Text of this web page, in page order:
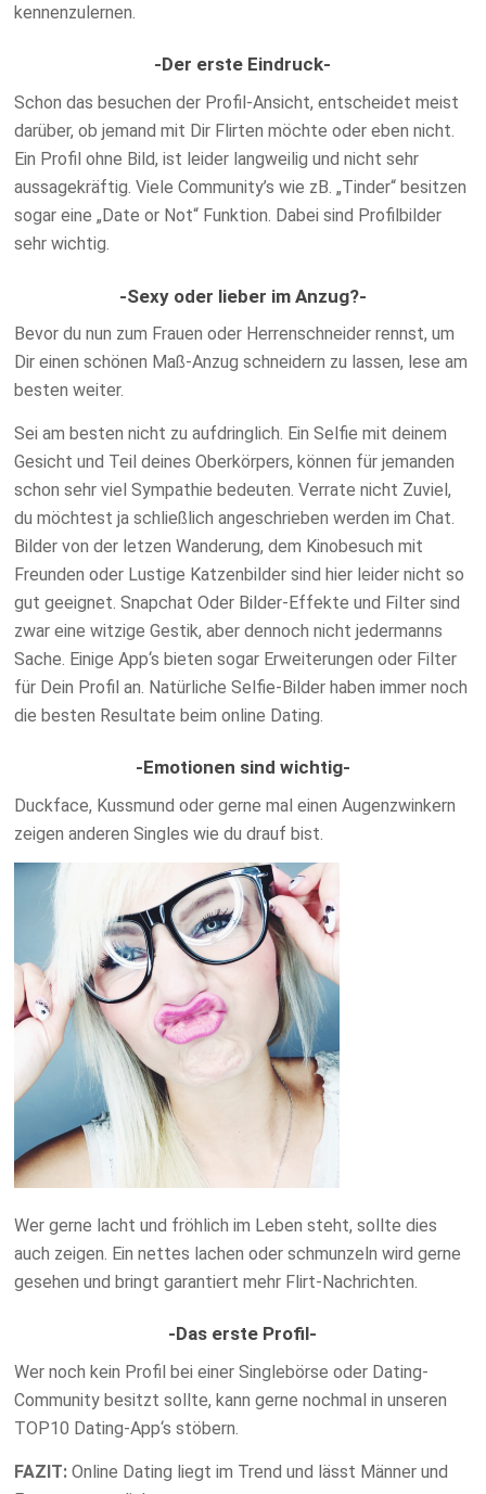
kennenzulernen.
-Der erste Eindruck-
Schon das besuchen der Profil-Ansicht, entscheidet meist
darüber, ob jemand mit Dir Flirten möchte oder eben nicht.
Ein Profil ohne Bild, ist leider langweilig und nicht sehr
aussagekräftig. Viele Community’s wie zB. „Tinder“ besitzen
sogar eine „Date or Not“ Funktion. Dabei sind Profilbilder
sehr wichtig.
-Sexy oder lieber im Anzug?-
Bevor du nun zum Frauen oder Herrenschneider rennst, um
Dir einen schönen Maß-Anzug schneidern zu lassen, lese am
besten weiter.
Sei am besten nicht zu aufdringlich. Ein Selfie mit deinem
Gesicht und Teil deines Oberkörpers, können für jemanden
schon sehr viel Sympathie bedeuten. Verrate nicht Zuviel,
du möchtest ja schließlich angeschrieben werden im Chat.
Bilder von der letzen Wanderung, dem Kinobesuch mit
Freunden oder Lustige Katzenbilder sind hier leider nicht so
gut geeignet. Snapchat Oder Bilder-Effekte und Filter sind
zwar eine witzige Gestik, aber dennoch nicht jedermanns
Sache. Einige App‘s bieten sogar Erweiterungen oder Filter
für Dein Profil an. Natürliche Selfie-Bilder haben immer noch
die besten Resultate beim online Dating.
-Emotionen sind wichtig-
Duckface, Kussmund oder gerne mal einen Augenzwinkern
zeigen anderen Singles wie du drauf bist.
Wer gerne lacht und fröhlich im Leben steht, sollte dies
auch zeigen. Ein nettes lachen oder schmunzeln wird gerne
gesehen und bringt garantiert mehr Flirt-Nachrichten.
-Das erste Profil-
Wer noch kein Profil bei einer Singlebörse oder Dating-
Community besitzt sollte, kann gerne nochmal in unseren
TOP10 Dating-App‘s stöbern.
FAZIT: Online Dating liegt im Trend und lässt Männer und